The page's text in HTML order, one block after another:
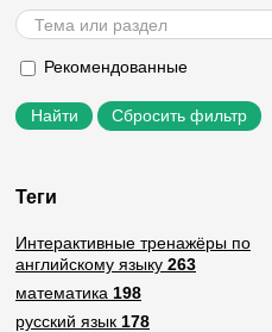
Рекомендованные
Сбросить фильтр
Теги
Интерактивные тренажёры по
английскому языку 263
математика 198
русский язык 178